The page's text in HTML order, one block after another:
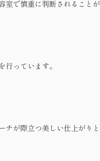
室で慎重に判断されること
っています。
チが際立つ美しい仕上がり